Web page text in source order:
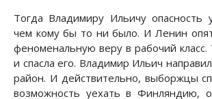
Тогда Владимиру Ильичу опасность
чем кому бы то ни было. И Ленин
феноменальную веру в рабочий класс.
и спасла его. Владимир Ильич
район. И действительно, выборжцы
возможность уехать в Финляндию,